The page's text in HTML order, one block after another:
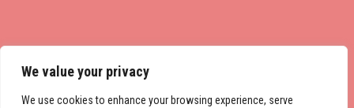
We value your privacy
We use cookies to enhance your browsing experience, serve